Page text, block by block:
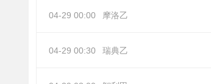
04-29 00:00 摩洛乙
04-29 00:30 瑞典乙